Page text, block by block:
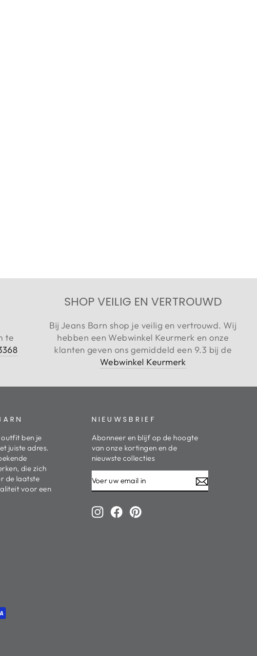
te
SHOP VEILIG EN VERTROUWD
Bij Jeans Barn shop je veilig en vertrouwd. Wij
hebben een Webwinkel Keurmerk en onze
klanten geven ons gemiddeld een 9.3 bij de
Webwinkel Keurmerk
outfit ben je
juiste adres.
die zich
de laatste
voor een
NIEUWSBRIEF
Abonneer en blijf op de hoogte
van onze kortingen en de
nieuwste collecties
UW
EMAIL
Instagram
FacebookPinterest